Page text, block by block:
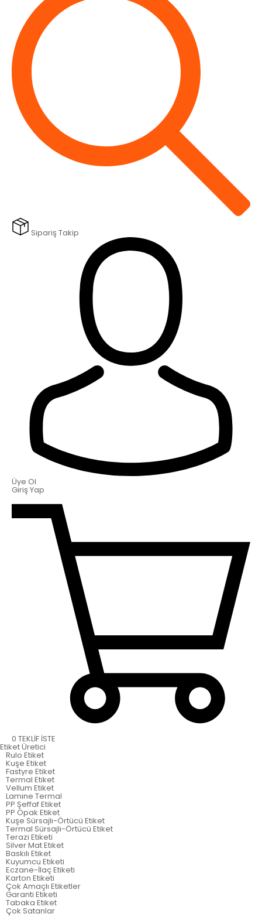
Sipariş Takip
Üye Ol
Giriş Yap
0 TEKLİF İSTE
EtiketÜretici
Rulo Etiket
Kuşe Etiket
Fastyre Etiket
Termal Etiket
Vellum Etiket
Lamine Termal
PP Şeffaf Etiket
PP Opak Etiket
Kuşe Sürsajlı-Örtücü Etiket
Termal Sürsajlı-Örtücü Etiket
Terazi Etiketi
Silver Mat Etiket
Baskılı Etiket
Kuyumcu Etiketi
Eczane-İlaç Etiketi
Karton Etiketi
Çok Amaçlı Etiketler
Garanti Etiketi
Tabaka Etiket
Çok Satanlar